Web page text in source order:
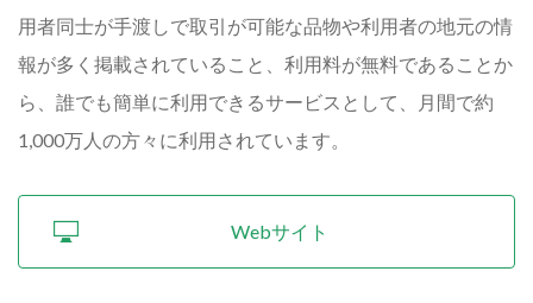
用者同士が手渡しで取引が可能な品物や利用者の地元の情
報が多く掲載されていること、利用料が無料であることか
ら、誰でも簡単に利用できるサービスとして、月間で約
1,000万人の方々に利用されています。
Webサイト